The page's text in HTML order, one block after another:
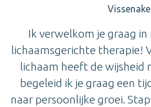
Ik verwelkom je graag
lichaamsgerichte therapie!
lichaam heeft de wijsheid
begeleid ik je graag een
naar persoonlijke groei.